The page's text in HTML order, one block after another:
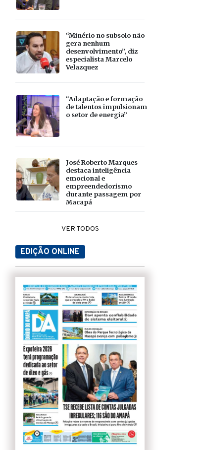
“Minério no subsolo não
gera nenhum
desenvolvimento”, diz
especialista Marcelo
Velazquez
“Adaptação e formação
de talentos impulsionam
o setor de energia”
José Roberto Marques
destaca inteligência
emocional e
empreendedorismo
durante passagem por
Macapá
VER TODOS
EDIÇÃO ONLINE